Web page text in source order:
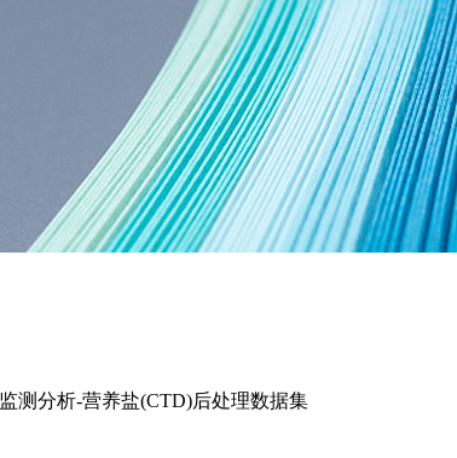
测分析-营养盐(CTD)后处理数据集